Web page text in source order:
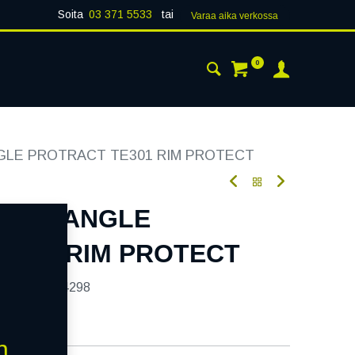
Soita 03 371 5533 tai Varaa aika verk​​​​ossa
0
PROTRACT TE301 RIM PROTECT
TRIANGLE
RIM PROTECT
234298